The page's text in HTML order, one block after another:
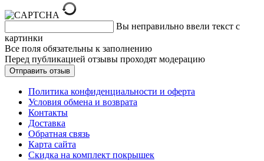
Вы неправильно ввели текст с
картинки
Все поля обязательны к заполнению
Перед публикацией отзывы проходят модерацию
Политика конфиденциальности и оферта
Условия обмена и возврата
Контакты
Доставка
Обратная связь
Карта сайта
Скидка на комплект покрышек